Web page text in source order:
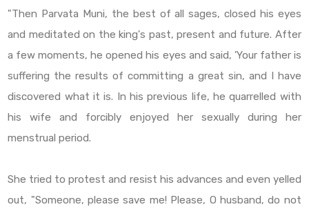
"Then Parvata Muni, the best of all sages, closed his eyes
and meditated on the king's past, present and future. After
a few moments, he opened his eyes and said, 'Your father is
suffering the results of committing a great sin, and I have
discovered what it is. In his previous life, he quarrelled with
his wife and forcibly enjoyed her sexually during her
menstrual period.
She tried to protest and resist his advances and even yelled
out, "Someone, please save me! Please, O husband, do not